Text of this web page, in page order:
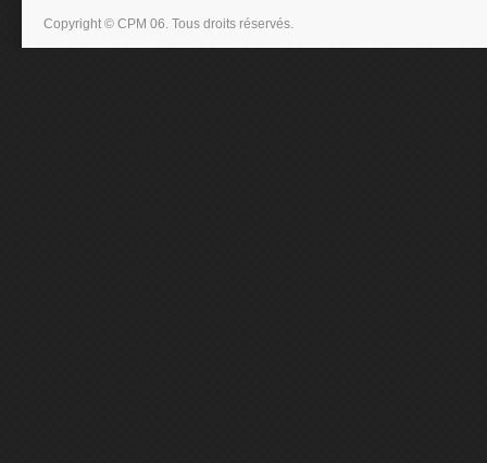
Copyright © CPM 06. Tous droits réservés.